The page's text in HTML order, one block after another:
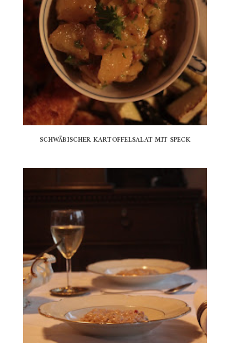
SCHWÄBISCHER KARTOFFELSALAT MIT SPECK